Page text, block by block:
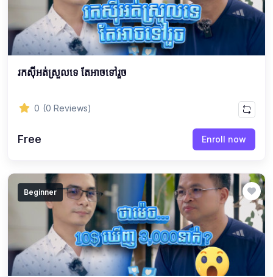
រកស៊ីអត់ស្រួលទេ តែអាចទៅរួច
0 (0 Reviews)
Free Enroll now
Beginner